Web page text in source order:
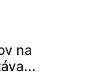
na